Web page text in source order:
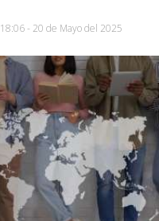
18:06 - 20 de Mayo del 2025